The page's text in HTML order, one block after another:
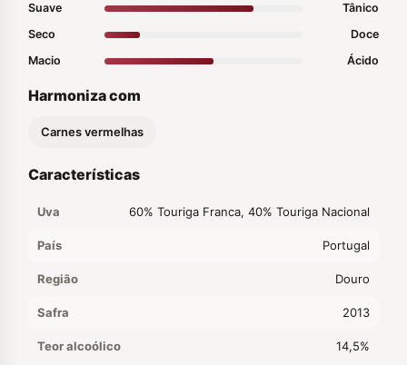
Suave
Tânico
Seco
Doce
Macio
Ácido
Harmoniza com
Carnes vermelhas
Características
Uva 60% Touriga Franca, 40% Touriga Nacional
País Portugal
Região Douro
Safra 2013
Teor alcoólico 14,5%